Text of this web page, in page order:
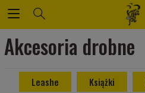
Akcesoria drobne
Leashe Książki